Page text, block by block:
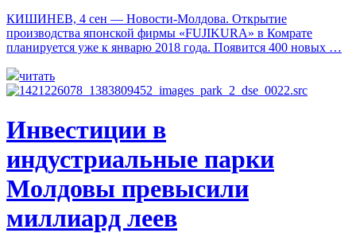
КИШИНЕВ, 4 сен — Новости-Молдова. Открытие
производства японской фирмы «FUJIKURA» в Комрате
планируется уже к январю 2018 года. Появится 400 новых …
читать
Инвестиции в
индустриальные парки
Молдовы превысили
миллиард леев